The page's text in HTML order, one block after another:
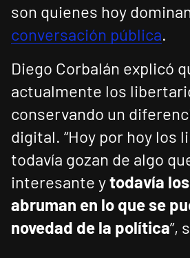
son quienes hoy
conversación pública.
Diego Corbalán explicó
actualmente los
conservando un
digital. “Hoy por hoy los
todavía gozan de algo
interesante ytodavía
abruman en lo que se
novedad de la política”,